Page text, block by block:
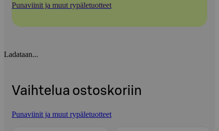
Punaviinit ja muut rypäletuotteet
Ladataan...
Vaihtelua ostoskoriin
Punaviinit ja muut rypäletuotteet